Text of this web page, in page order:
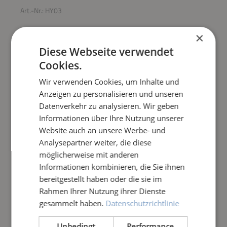
Art.-Nr.: HY03
ALGOSPLIT 1 KG
Regulärer Preis:
34,90 €
1 Kilogramm
Preise inkl. MwSt. zzgl. Versandkosten
Produkt Anzahl: Gib den gewünschten
IN DEN WARENKORB
Frage zum Artikel
×
Diese Webseite verwendet
Cookies.
Wir verwenden Cookies, um Inhalte und
Anzeigen zu personalisieren und unseren
Datenverkehr zu analysieren. Wir geben
Informationen über Ihre Nutzung unserer
Website auch an unsere Werbe- und
Analysepartner weiter, die diese
möglicherweise mit anderen
Informationen kombinieren, die Sie ihnen
bereitgestellt haben oder die sie im
Rahmen Ihrer Nutzung ihrer Dienste
gesammelt haben. Datenschutzrichtlinie